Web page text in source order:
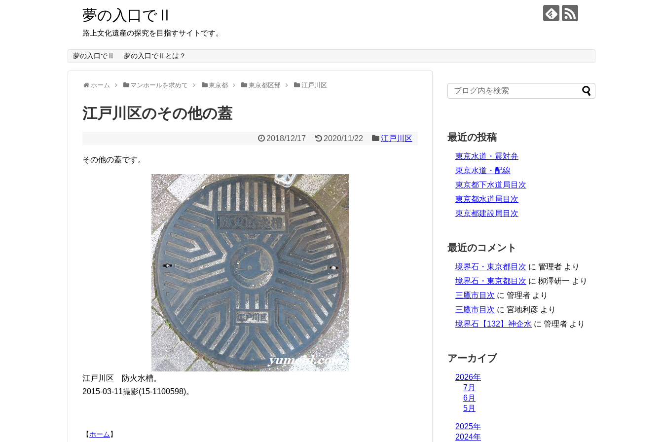
夢の入口でⅡ
路上文化遺産の探究を目指すサイトです。
夢の入口でⅡ 夢の入口でⅡとは？
ホーム マンホールを求めて 東京都 東京都区部 江戸川区
江戸川区のその他の蓋
2018/12/17 2020/11/22 江戸川区
その他の蓋です。
江戸川区 防火水槽。
2015-03-11撮影(15-1100598)。
【ホーム】
最近の投稿
東京水道・震対弁
東京水道・配線
東京都下水道局目次
東京都水道局目次
東京都建設局目次
最近のコメント
境界石・東京都目次 に 管理者 より
境界石・東京都目次 に 栁澤研一 より
三鷹市目次 に 管理者 より
三鷹市目次 に 宮地利彦 より
境界石【132】神企水 に 管理者 より
アーカイブ
2026年
7月
6月
5月
2025年
2024年